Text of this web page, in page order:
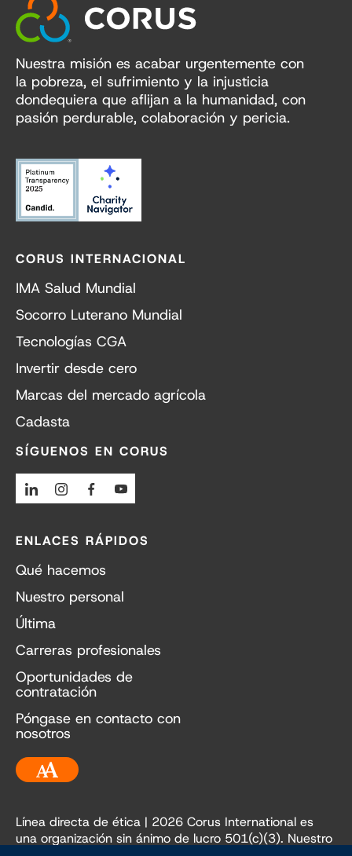
Nuestra misión es acabar urgentemente con
la pobreza, el sufrimiento y la injusticia
dondequiera que aflijan a la humanidad, con
pasión perdurable, colaboración y pericia.
CORUS INTERNACIONAL
IMA Salud Mundial
Socorro Luterano Mundial
Tecnologías CGA
Invertir desde cero
Marcas del mercado agrícola
Cadasta
SÍGUENOS EN CORUS
LinkedinInstagramFacebook
ENLACES RÁPIDOS
Qué hacemos
Nuestro personal
Última
Carreras profesionales
Oportunidades de
contratación
Póngase en contacto con
nosotros
Línea directa de ética | 2026 Corus International es
una organización sin ánimo de lucro 501(c)(3). Nuestro